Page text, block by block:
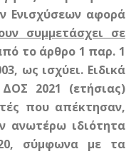
Ενισχύσεων αφορά
συμμετάσχει σε
το άρθρο 1 παρ. 1
ως ισχύει. Ειδικά
2021 (ετήσιας)
που απέκτησαν,
ανωτέρω ιδιότητα
σύμφωνα με τα